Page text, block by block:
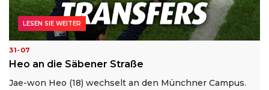
31-07
Heo an die Säbener Straße
Jae-won Heo (18) wechselt an den Münchner Campus.
LESEN SIE WEITER